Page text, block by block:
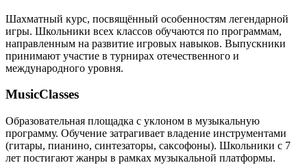
Шахматный курс, посвящённый особенностям легендарной
игры. Школьники всех классов обучаются по программам,
направленным на развитие игровых навыков. Выпускники
принимают участие в турнирах отечественного и
международного уровня.
MusicClasses
Образовательная площадка с уклоном в музыкальную
программу. Обучение затрагивает владение инструментами
(гитары, пианино, синтезаторы, саксофоны). Школьники с 7
лет постигают жанры в рамках музыкальной платформы.